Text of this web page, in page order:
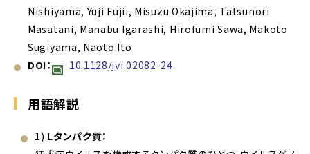
Nishiyama, Yuji Fujii, Misuzu Okajima, Tatsunori
Masatani, Manabu Igarashi, Hirofumi Sawa, Makoto
Sugiyama, Naoto Ito
DOI：
10.1128/jvi.02082-24
用語解説
1) Lタンパク質：